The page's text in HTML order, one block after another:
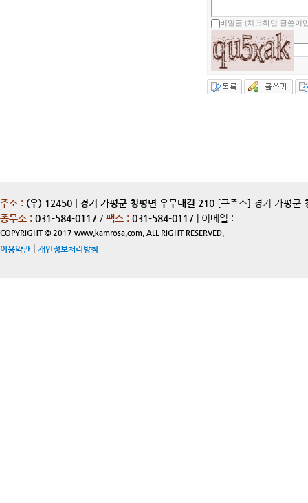
비밀글 (체크하면 글쓴이
주소 : (우) 12450 | 경기 가평군 청평면 우무내길 210 [구주소] 경기 가평군
종무소 : 031-584-0117 / 팩스 : 031-584-0117 | 이메일 :
COPYRIGHT © 2017 www.kamrosa.com. ALL RIGHT RESERVED.
이용약관| 개인정보처리방침